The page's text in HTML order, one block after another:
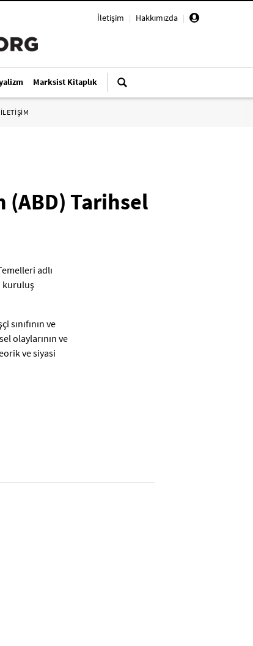
İletişim | Hakkımızda |
Marksist Kitaplık
İLETİŞİM
Tarihsel
adlı
kuruluş
sınıfının ve
olaylarının ve
ve siyasi